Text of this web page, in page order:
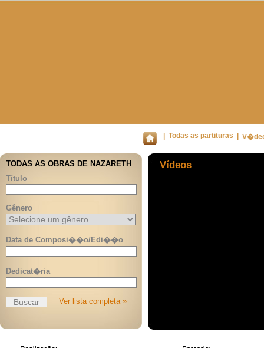
Todas as partituras
TODAS AS OBRAS DE NAZARETH
Título
Gênero
Data de Composi��o/Edi��o
Dedicat�ria
Ver lista completa »
Vídeos